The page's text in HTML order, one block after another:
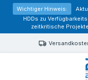
springen
Wichtiger Hinweis:
HDDs zu
zeitkritische